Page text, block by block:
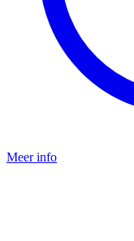
Meer info